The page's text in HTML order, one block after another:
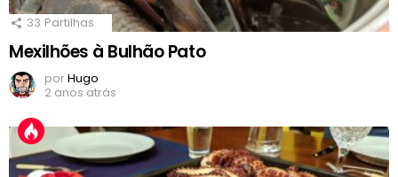
33 Partilhas
Mexilhões à Bulhão Pato
porHugo
2 anos atrás